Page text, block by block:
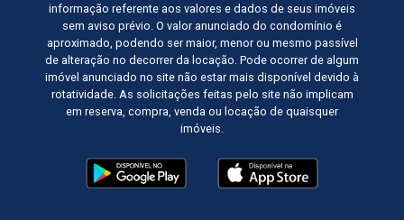
informação referente aos valores e dados de seus imóveis
sem aviso prévio. O valor anunciado do condomínio é
aproximado, podendo ser maior, menor ou mesmo passível
de alteração no decorrer da locação. Pode ocorrer de algum
imóvel anunciado no site não estar mais disponível devido à
rotatividade. As solicitações feitas pelo site não implicam
em reserva, compra, venda ou locação de quaisquer
imóveis.